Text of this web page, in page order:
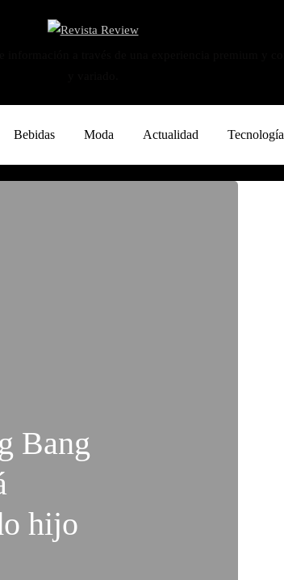
Bebidas Moda Actualidad Tecnología
Bang
hijo